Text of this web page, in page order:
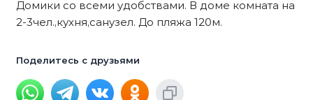
Домики со всеми удобствами. В доме комната на
2-3чел.,кухня,санузел. До пляжа 120м.
Поделитесь с друзьями